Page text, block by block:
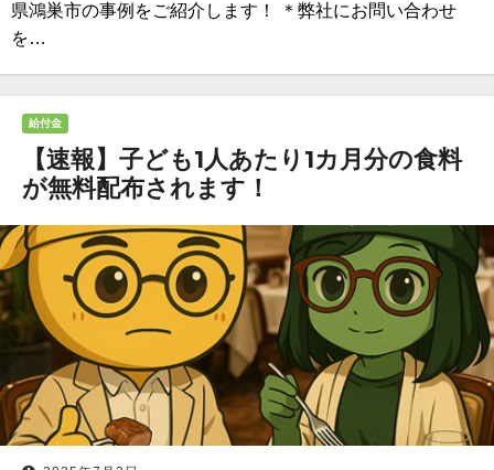
県鴻巣市の事例をご紹介します！ ＊弊社にお問い合わせ
を…
給付金
【速報】子ども1人あたり1カ月分の食料
が無料配布されます！